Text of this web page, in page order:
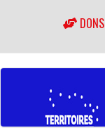
DONS